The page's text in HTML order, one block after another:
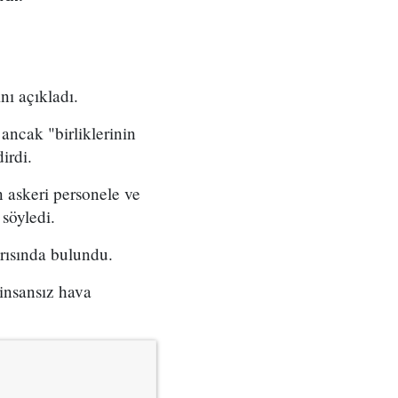
açıkladı.
ancak "birliklerinin
personele ve
bulundu.
hava